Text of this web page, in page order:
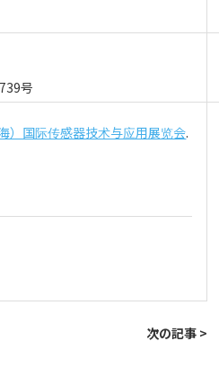
号
）国际传感器技术与应用展览会.
次の記事 >